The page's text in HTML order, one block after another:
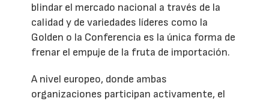
blindar el mercado nacional a través de la
calidad y de variedades líderes como la
Golden o la Conferencia es la única forma de
frenar el empuje de la fruta de importación.
A nivel europeo, donde ambas
organizaciones participan activamente, el